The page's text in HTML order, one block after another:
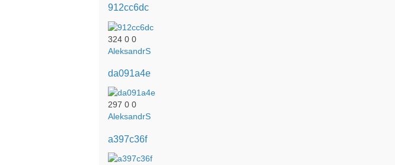
912cc6dc
324 0 0
AleksandrS
da091a4e
297 0 0
AleksandrS
a397c36f